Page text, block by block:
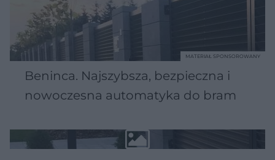
Beninca. Najszybsza, bezpieczna i
nowoczesna automatyka do bram
MATERIAŁ SPONSOROWANY